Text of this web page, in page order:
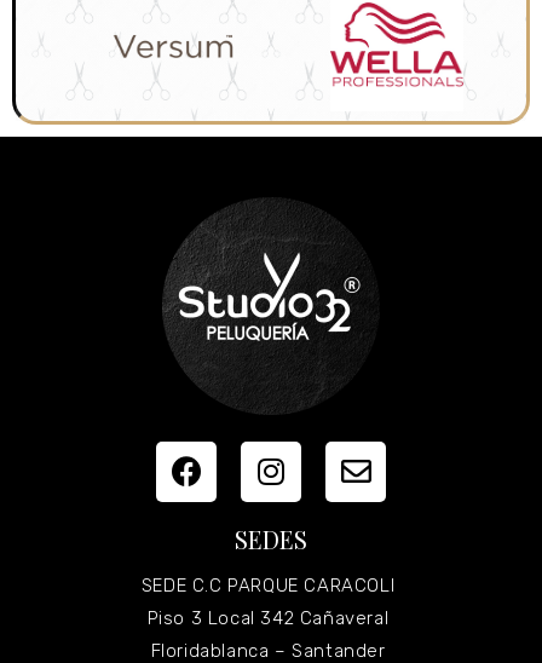
SEDES
SEDE C.C PARQUE CARACOLI
Piso 3 Local 342 Cañaveral
Floridablanca – Santander